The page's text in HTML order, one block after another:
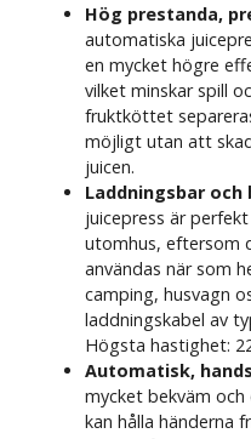
Hög prestanda,
automatiska
en mycket högre
vilket minskar spill
fruktköttet
möjligt utan att
juicen.
Laddningsbar och
juicepress är
utomhus, eftersom
användas när som
camping, husvagn
laddningskabel av
Högsta hastighet:
Automatisk,
mycket bekväm
kan hålla händerna